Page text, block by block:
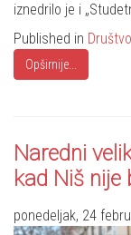
iznedrilo je i
Published in Društvo
Opširnije...
Naredni
kad Niš nije
ponedeljak, 24